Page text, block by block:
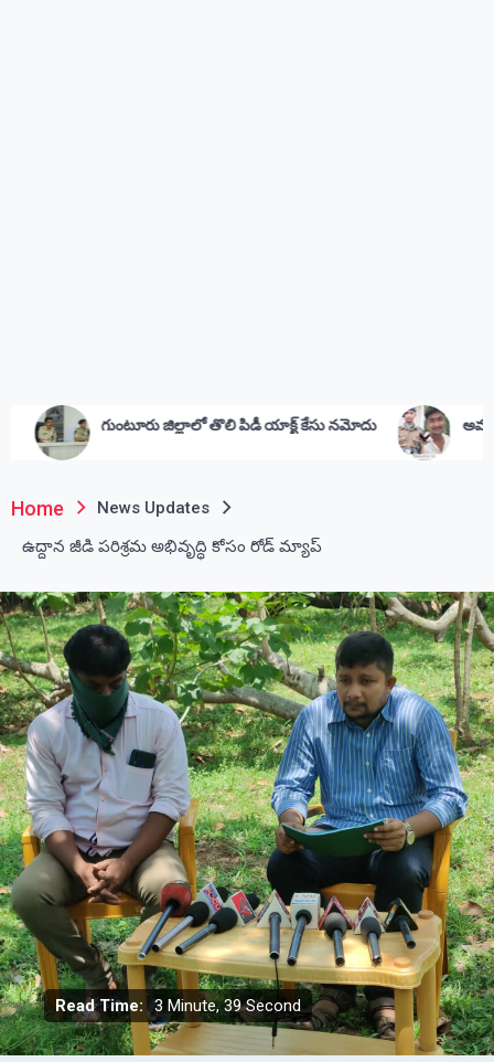
తొలి పిడీ యాక్ట్ కేసు నమోదు అమర జవాన్‌కు సీఎం జగన్ నివాళి
Home
News Updates
ఉద్దాన జీడి పరిశ్రమ అభివృద్ధి కోసం రోడ్ మ్యాప్
Read Time: 3 Minute, 39 Second